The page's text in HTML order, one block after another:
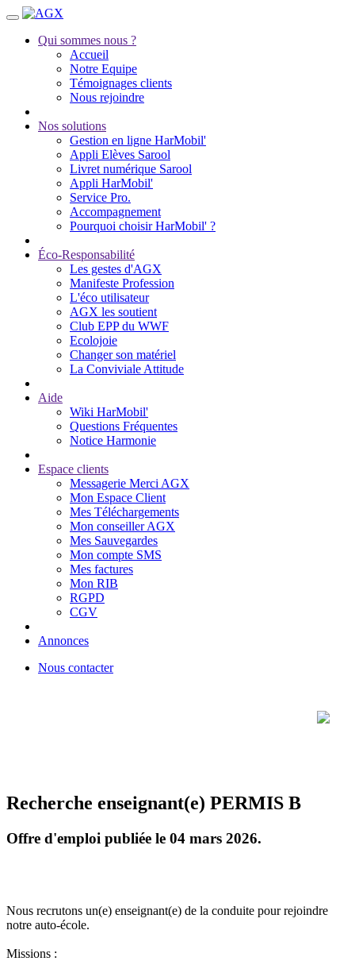
Qui sommes nous ?
Accueil
Notre Equipe
Témoignages clients
Nous rejoindre
Nos solutions
Gestion en ligne HarMobil'
Appli Elèves Sarool
Livret numérique Sarool
Appli HarMobil'
Service Pro.
Accompagnement
Pourquoi choisir HarMobil' ?
Éco-Responsabilité
Les gestes d'AGX
Manifeste Profession
L'éco utilisateur
AGX les soutient
Club EPP du WWF
Ecolojoie
Changer son matériel
La Conviviale Attitude
Aide
Wiki HarMobil'
Questions Fréquentes
Notice Harmonie
Espace clients
Messagerie Merci AGX
Mon Espace Client
Mes Téléchargements
Mon conseiller AGX
Mes Sauvegardes
Mon compte SMS
Mes factures
Mon RIB
RGPD
CGV
Annonces
Nous contacter
Recherche enseignant(e) PERMIS B
Offre d'emploi publiée le 04 mars 2026.
Nous recrutons un(e) enseignant(e) de la conduite pour rejoindre
notre auto-école.
Missions :